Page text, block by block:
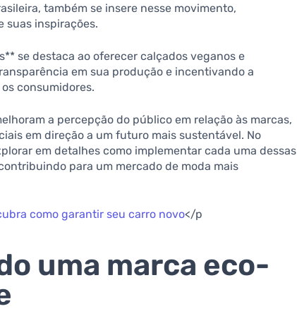
também se insere nesse movimento,
suas inspirações.
se destaca ao oferecer calçados veganos e
em sua produção e incentivando a
consumidores.
a percepção do público em relação às marcas,
em direção a um futuro mais sustentável. No
em detalhes como implementar cada uma dessas
para um mercado de moda mais
como garantir seu carro novo</p
uma marca eco-